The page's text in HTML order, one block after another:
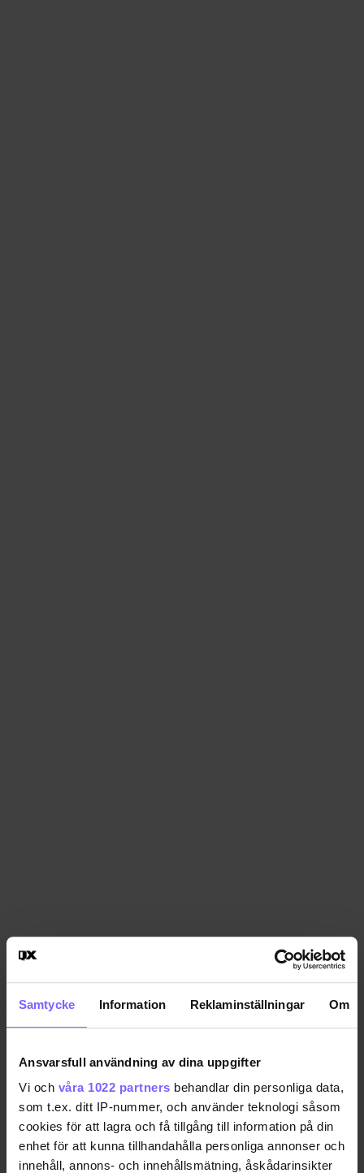
Samtycke Information Reklaminställningar Om
Ansvarsfull användning av dina uppgifter
Vi och våra 1022 partners behandlar din personliga data,
som t.ex. ditt IP-nummer, och använder teknologi såsom
cookies för att lagra och få tillgång till information på din
enhet för att kunna tillhandahålla personliga annonser och
innehåll, annons- och innehållsmätning, åskådarinsikter